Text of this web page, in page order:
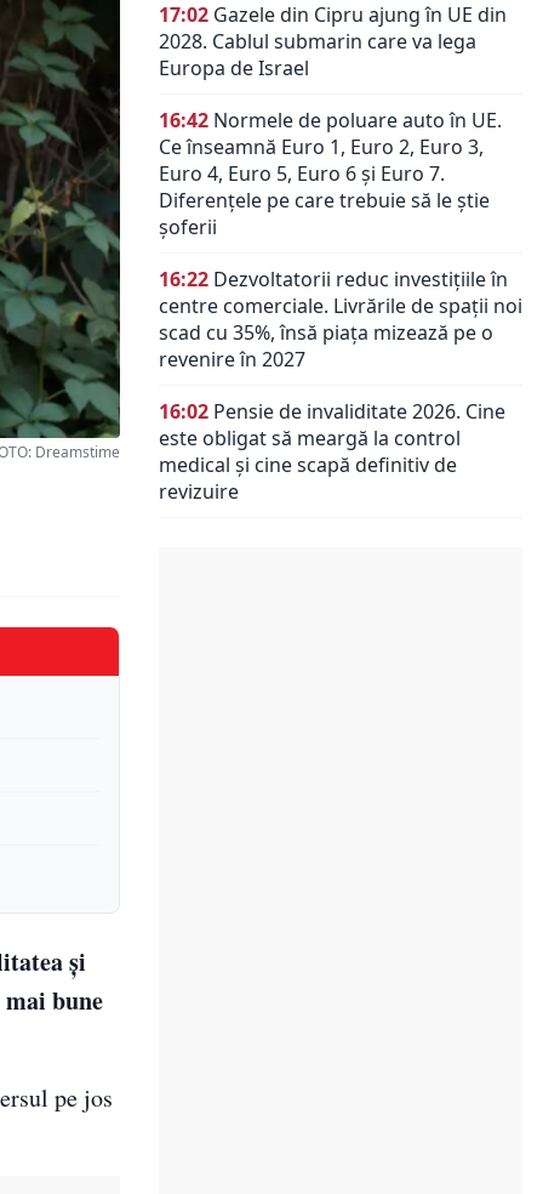
Dreamstime
și
bune
pe jos
17:02 Gazele din Cipru ajung în UE din
2028. Cablul submarin care va lega
Europa de Israel
16:42 Normele de poluare auto în UE.
Ce înseamnă Euro 1, Euro 2, Euro 3,
Euro 4, Euro 5, Euro 6 și Euro 7.
Diferențele pe care trebuie să le știe
șoferii
16:22 Dezvoltatorii reduc investițiile în
centre comerciale. Livrările de spații noi
scad cu 35%, însă piața mizează pe o
revenire în 2027
16:02 Pensie de invaliditate 2026. Cine
este obligat să meargă la control
medical și cine scapă definitiv de
revizuire